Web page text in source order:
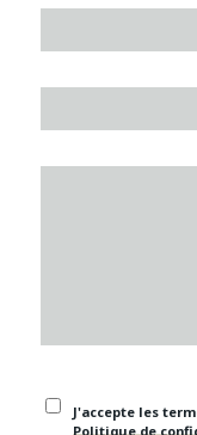
J'accepte les
Politique de